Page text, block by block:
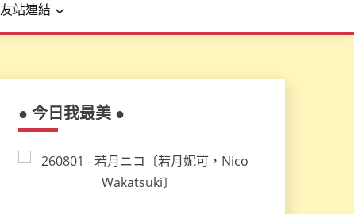
友站連結
● 今日我最美 ●